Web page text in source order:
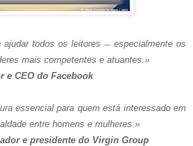
todos os leitores
especialmente os
mais competentes e atuantes.»
e CEO do Facebook
essencial para quem está interessado em
entre homens e mulheres.»
e presidente do Virgin Group